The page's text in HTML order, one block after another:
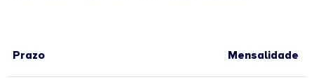
Prazo Mensalidade